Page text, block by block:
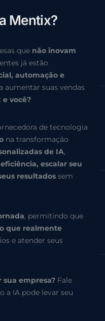
a Mentix?
que não inovam
já estão
automação e
aumentar suas vendas
e você?
de tecnologia
na transformação
de IA,
escalar seu
resultados sem
, permitindo que
que realmente
e atender seus
empresa? Fale
a IA pode levar seu